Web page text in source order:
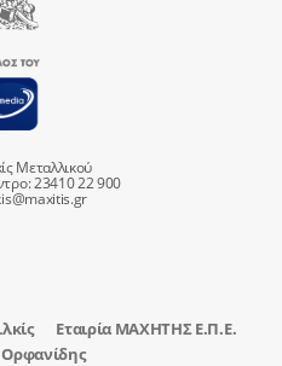
Μεταλλικού
23410 22 900
Εταιρία ΜΑΧΗΤΗΣ Ε.Π.Ε.